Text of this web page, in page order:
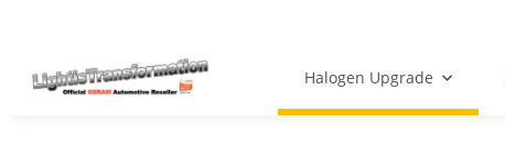
Halogen Upgrade